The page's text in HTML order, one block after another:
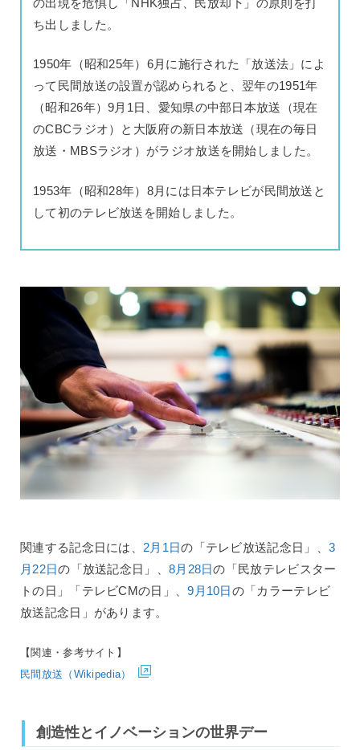
ち出しました。
1950年（昭和25年）6月に施行された「放送法」によ
って民間放送の設置が認められると、翌年の1951年
（昭和26年）9月1日、愛知県の中部日本放送（現在
のCBCラジオ）と大阪府の新日本放送（現在の毎日
放送・MBSラジオ）がラジオ放送を開始しました。
1953年（昭和28年）8月には日本テレビが民間放送と
して初のテレビ放送を開始しました。
関連する記念日には、 2月1日の「テレビ放送記念日」、 3
月22日の「放送記念日」、 8月28日の「民放テレビスター
トの日」「テレビCMの日」、9月10日の「カラーテレビ
放送記念日」があります。
【関連・参考サイト】
民間放送（Wikipedia）
創造性とイノベーションの世界デー